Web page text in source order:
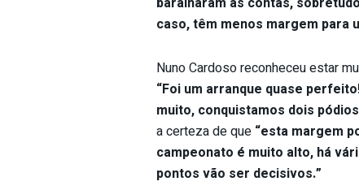
caso, têm menos margem para
Nuno Cardoso reconheceu estar
“Foi um arranque quase
muito, conquistamos dois
a certeza de que “esta margem
campeonato é muito alto, há
pontos vão ser decisivos.”